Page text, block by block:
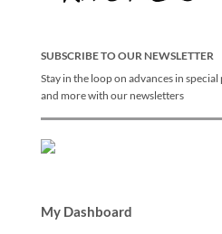
SUBSCRIBE TO OUR NEWSLETTER
Stay in the loop on advances in
and more with our newsletters
My Dashboard